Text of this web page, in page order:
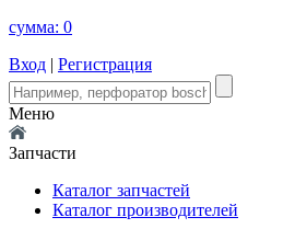
сумма: 0
Вход | Регистрация
Меню
Запчасти
Каталог запчастей
Каталог производителей